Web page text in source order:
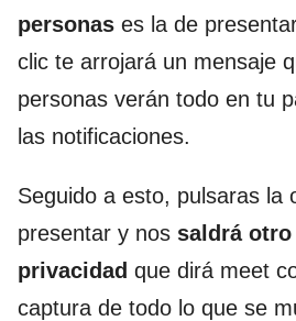
personas es la de
clic te arrojará un mensaje
personas verán todo en tu
las notificaciones.
Seguido a esto, pulsaras la
presentar y nos saldrá
privacidad que dirá meet
captura de todo lo que se